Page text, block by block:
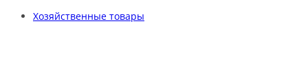
Хозяйственные товары